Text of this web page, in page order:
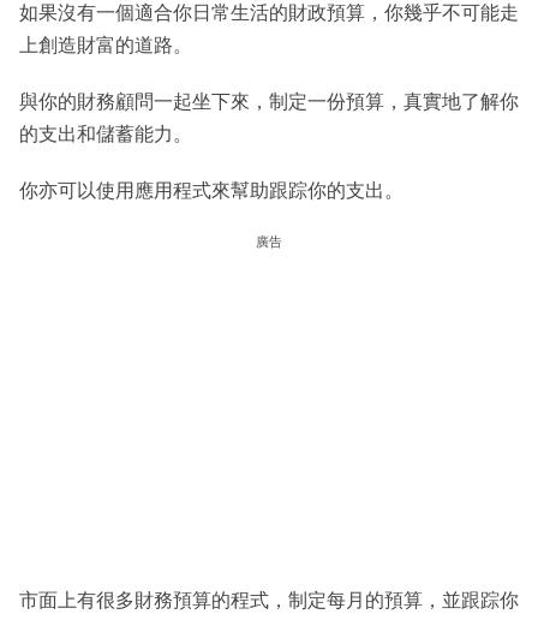
如果沒有一個適合你日常生活的財政預算，你幾乎不可能走
上創造財富的道路。
與你的財務顧問一起坐下來，制定一份預算，真實地了解你
的支出和儲蓄能力。
你亦可以使用應用程式來幫助跟踪你的支出。
廣告
市面上有很多財務預算的程式，制定每月的預算，並跟踪你